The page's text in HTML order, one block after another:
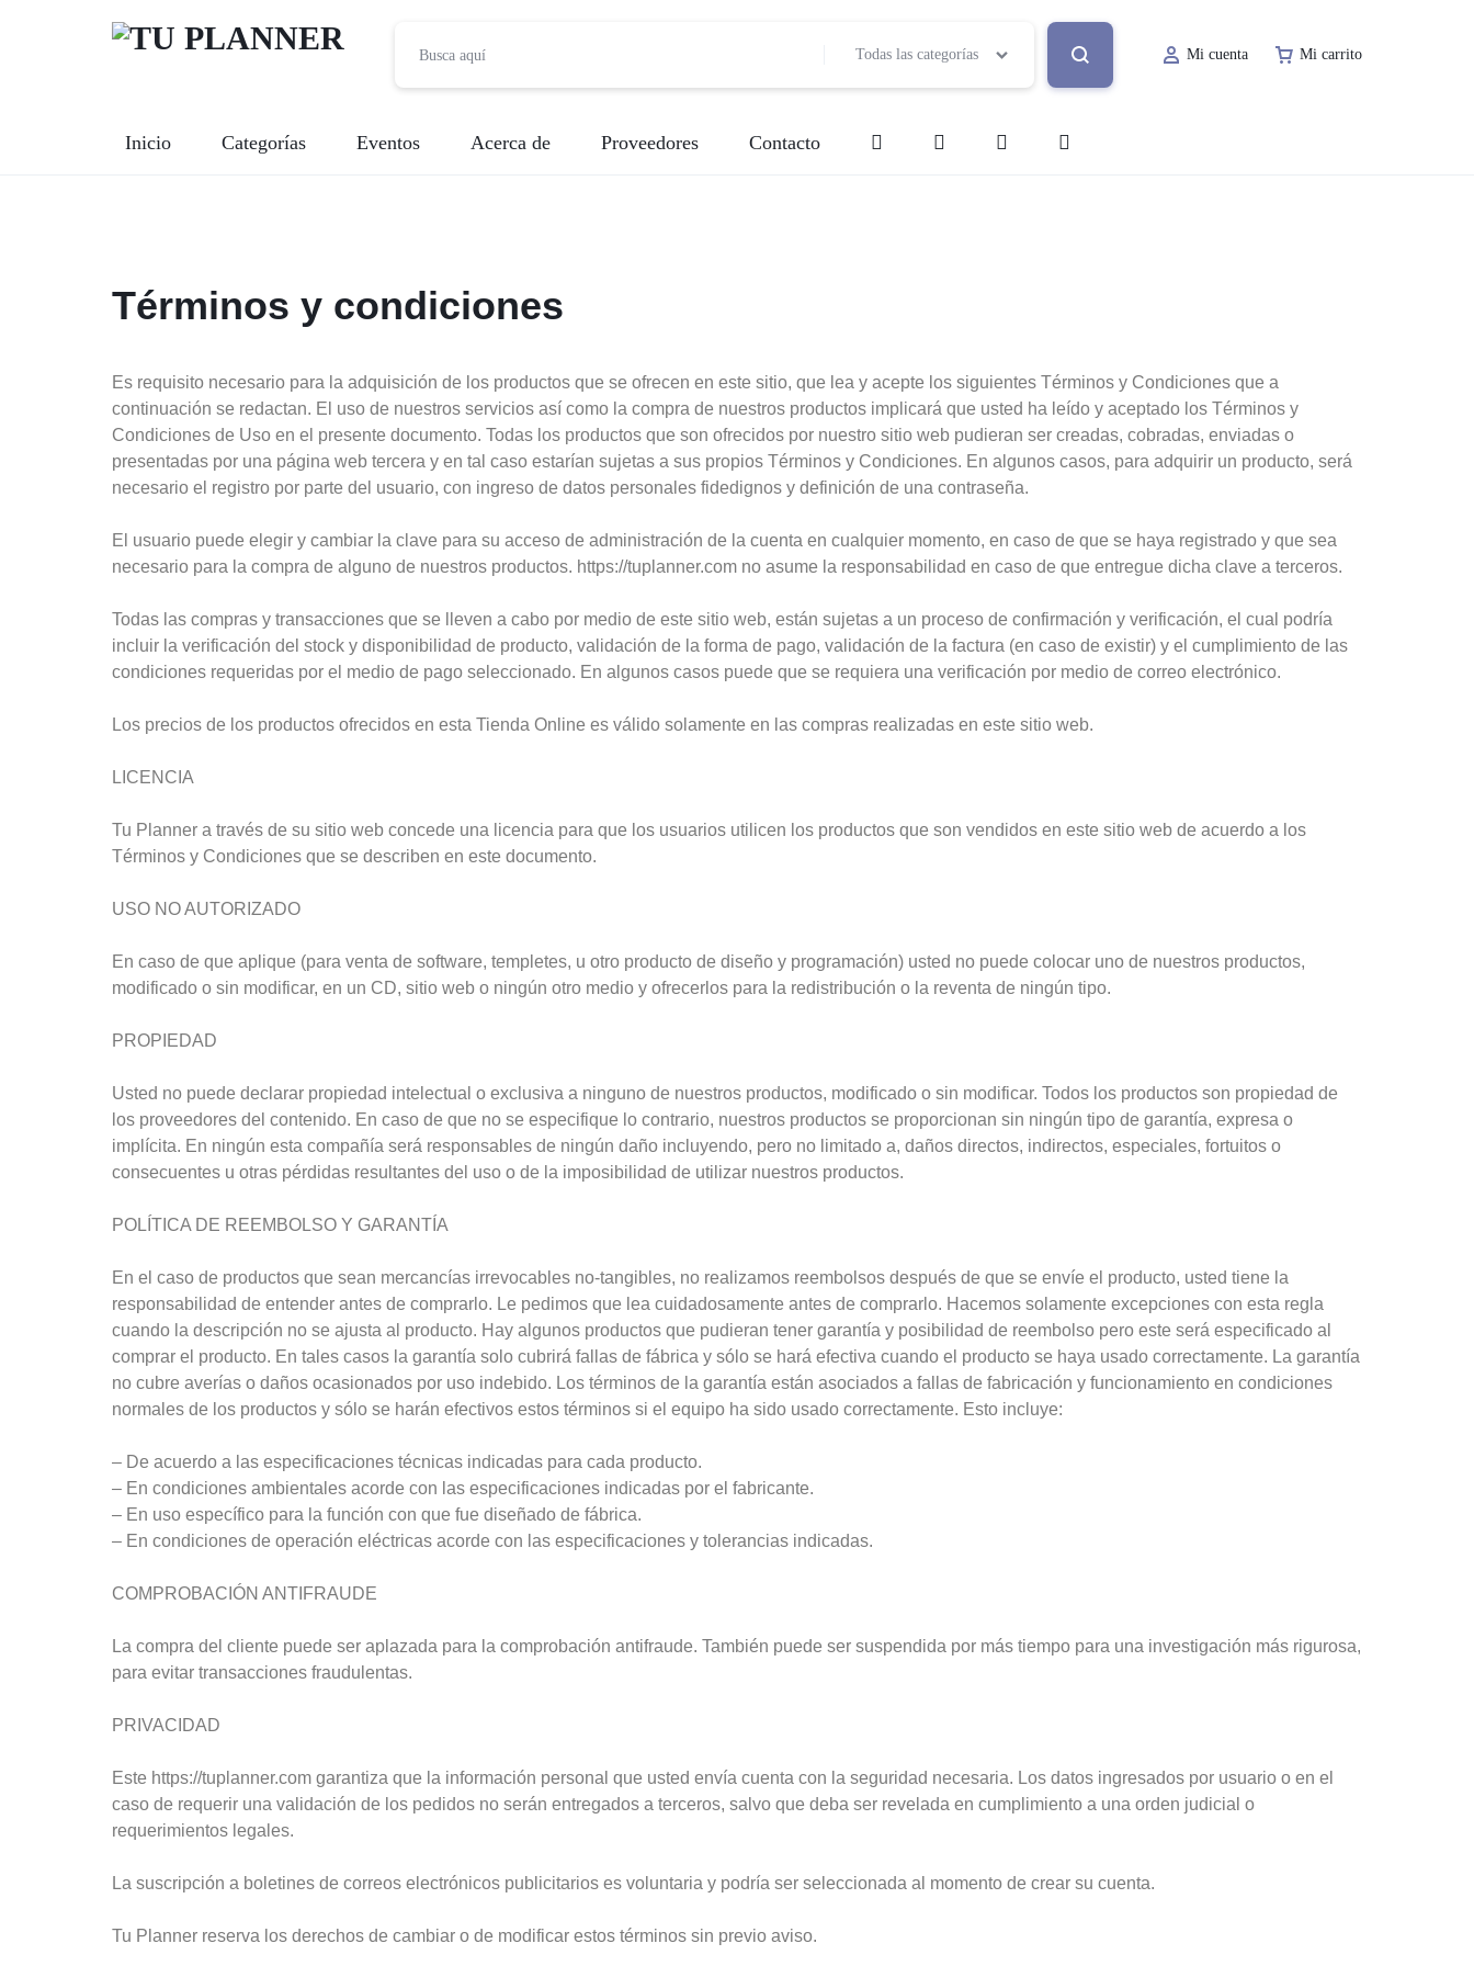
PLANNER
Todas las categorías Mi cuenta Mi carrito
Inicio Categorías
Entretenimiento
Renta de Mobiliario Valet Parking Producción
Videografía Vestidos y disfraces Snacks
Meseros Servicios de Comida (Carretas)
Eventos Acerca de Proveedores
Pastelería y Repostería Producción Renta de Mobiliario
Servicios de Comida (Carretas) Snacks Valet Parking
Vestidos y Disfraces Videografía
Contacto
Términos y condiciones
Es requisito necesario para la adquisición de los productos que se ofrecen en este sitio, que lea y acepte los siguientes Términos y Condiciones que a
continuación se redactan. El uso de nuestros servicios así como la compra de nuestros productos implicará que usted ha leído y aceptado los Términos y
Condiciones de Uso en el presente documento. Todas los productos que son ofrecidos por nuestro sitio web pudieran ser creadas, cobradas, enviadas o
presentadas por una página web tercera y en tal caso estarían sujetas a sus propios Términos y Condiciones. En algunos casos, para adquirir un producto, será
necesario el registro por parte del usuario, con ingreso de datos personales fidedignos y definición de una contraseña.
El usuario puede elegir y cambiar la clave para su acceso de administración de la cuenta en cualquier momento, en caso de que se haya registrado y que sea
necesario para la compra de alguno de nuestros productos. https://tuplanner.com no asume la responsabilidad en caso de que entregue dicha clave a terceros.
Todas las compras y transacciones que se lleven a cabo por medio de este sitio web, están sujetas a un proceso de confirmación y verificación, el cual podría
incluir la verificación del stock y disponibilidad de producto, validación de la forma de pago, validación de la factura (en caso de existir) y el cumplimiento de las
condiciones requeridas por el medio de pago seleccionado. En algunos casos puede que se requiera una verificación por medio de correo electrónico.
Los precios de los productos ofrecidos en esta Tienda Online es válido solamente en las compras realizadas en este sitio web.
LICENCIA
Tu Planner a través de su sitio web concede una licencia para que los usuarios utilicen los productos que son vendidos en este sitio web de acuerdo a los
Términos y Condiciones que se describen en este documento.
USO NO AUTORIZADO
En caso de que aplique (para venta de software, templetes, u otro producto de diseño y programación) usted no puede colocar uno de nuestros productos,
modificado o sin modificar, en un CD, sitio web o ningún otro medio y ofrecerlos para la redistribución o la reventa de ningún tipo.
PROPIEDAD
Usted no puede declarar propiedad intelectual o exclusiva a ninguno de nuestros productos, modificado o sin modificar. Todos los productos son propiedad de
los proveedores del contenido. En caso de que no se especifique lo contrario, nuestros productos se proporcionan sin ningún tipo de garantía, expresa o
implícita. En ningún esta compañía será responsables de ningún daño incluyendo, pero no limitado a, daños directos, indirectos, especiales, fortuitos o
consecuentes u otras pérdidas resultantes del uso o de la imposibilidad de utilizar nuestros productos.
POLÍTICA DE REEMBOLSO Y GARANTÍA
En el caso de productos que sean mercancías irrevocables no-tangibles, no realizamos reembolsos después de que se envíe el producto, usted tiene la
responsabilidad de entender antes de comprarlo. Le pedimos que lea cuidadosamente antes de comprarlo. Hacemos solamente excepciones con esta regla
cuando la descripción no se ajusta al producto. Hay algunos productos que pudieran tener garantía y posibilidad de reembolso pero este será especificado al
comprar el producto. En tales casos la garantía solo cubrirá fallas de fábrica y sólo se hará efectiva cuando el producto se haya usado correctamente. La garantía
no cubre averías o daños ocasionados por uso indebido. Los términos de la garantía están asociados a fallas de fabricación y funcionamiento en condiciones
normales de los productos y sólo se harán efectivos estos términos si el equipo ha sido usado correctamente. Esto incluye:
– De acuerdo a las especificaciones técnicas indicadas para cada producto.
– En condiciones ambientales acorde con las especificaciones indicadas por el fabricante.
– En uso específico para la función con que fue diseñado de fábrica.
– En condiciones de operación eléctricas acorde con las especificaciones y tolerancias indicadas.
COMPROBACIÓN ANTIFRAUDE
La compra del cliente puede ser aplazada para la comprobación antifraude. También puede ser suspendida por más tiempo para una investigación más rigurosa,
para evitar transacciones fraudulentas.
PRIVACIDAD
Este https://tuplanner.com garantiza que la información personal que usted envía cuenta con la seguridad necesaria. Los datos ingresados por usuario o en el
caso de requerir una validación de los pedidos no serán entregados a terceros, salvo que deba ser revelada en cumplimiento a una orden judicial o
requerimientos legales.
La suscripción a boletines de correos electrónicos publicitarios es voluntaria y podría ser seleccionada al momento de crear su cuenta.
Tu Planner reserva los derechos de cambiar o de modificar estos términos sin previo aviso.